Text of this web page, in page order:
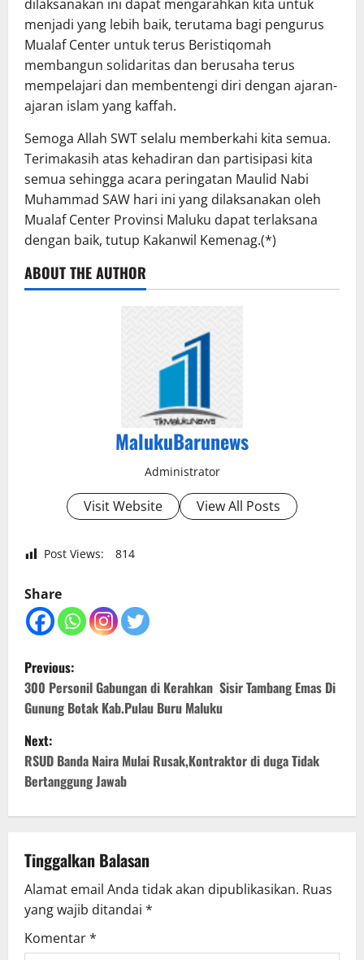
dilaksanakan ini dapat mengarahkan kita untuk
menjadi yang lebih baik, terutama bagi pengurus
Mualaf Center untuk terus Beristiqomah
membangun solidaritas dan berusaha terus
mempelajari dan membentengi diri dengan ajaran-
ajaran islam yang kaffah.
Semoga Allah SWT selalu memberkahi kita semua.
Terimakasih atas kehadiran dan partisipasi kita
semua sehingga acara peringatan Maulid Nabi
Muhammad SAW hari ini yang dilaksanakan oleh
Mualaf Center Provinsi Maluku dapat terlaksana
dengan baik, tutup Kakanwil Kemenag.(*)
ABOUT THE AUTHOR
MalukuBarunews
Administrator
Visit Website View All Posts
Post Views: 814
Share
P
o
s
t
n
v
i
g
Previous:
300 Personil Gabungan di Kerahkan Sisir Tambang Emas Di
Gunung Botak Kab.Pulau Buru Maluku
Next:
RSUD Banda Naira Mulai Rusak,Kontraktor di duga Tidak
Bertanggung Jawab
Tinggalkan Balasan
Alamat email Anda tidak akan dipublikasikan. Ruas
yang wajib ditandai *
Komentar*